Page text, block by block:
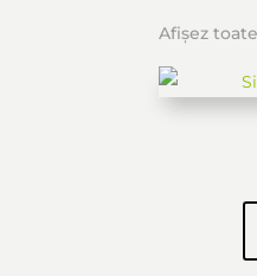
Afișez